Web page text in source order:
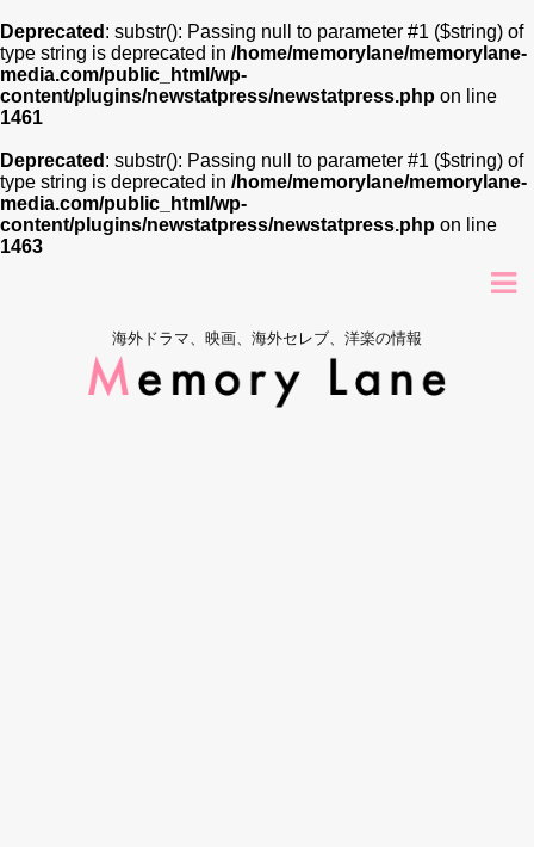
Deprecated : substr(): Passing null to parameter #1 ($string) of
type string is deprecated in /home/memorylane/memorylane-
media.com/public_html/wp-
content/plugins/newstatpress/newstatpress.php on line
1461
Deprecated : substr(): Passing null to parameter #1 ($string) of
type string is deprecated in /home/memorylane/memorylane-
media.com/public_html/wp-
content/plugins/newstatpress/newstatpress.php on line
1463
海外ドラマ、映画、海外セレブ、洋楽の情報